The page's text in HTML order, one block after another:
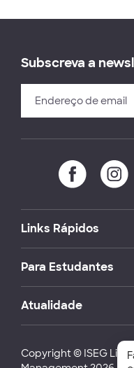
Subscreva a
Links Rápidos
Para Estudantes
Atualidade
Copyright © ISEG